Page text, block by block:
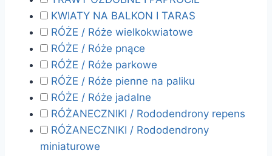
KWIATY NA BALKON I TARAS
RÓŻE / Róże wielkokwiatowe
RÓŻE / Róże pnące
RÓŻE / Róże parkowe
RÓŻE / Róże pienne na paliku
RÓŻE / Róże jadalne
RÓŻANECZNIKI / Rododendrony repens
RÓŻANECZNIKI / Rododendrony
miniaturowe